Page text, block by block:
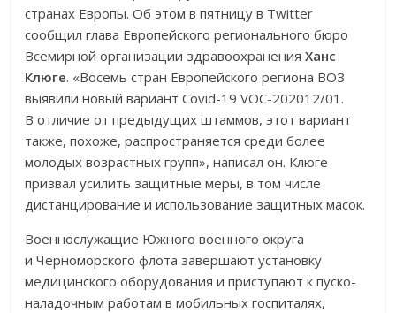
странах Европы. Об этом в пятницу в Twitter
сообщил глава Европейского регионального бюро
Всемирной организации здравоохраненияХанс
Клюге. «Восемь стран Европейского региона ВОЗ
выявили новый вариант Covid-19 VOC-202012/01.
В отличие от предыдущих штаммов, этот вариант
также, похоже, распространяется среди более
молодых возрастных групп», написал он. Клюге
призвал усилить защитные меры, в том числе
дистанцирование и использование защитных масок.
Военнослужащие Южного военного округа
и Черноморского флота завершают установку
медицинского оборудования и приступают к пуско-
наладочным работам в мобильных госпиталях,